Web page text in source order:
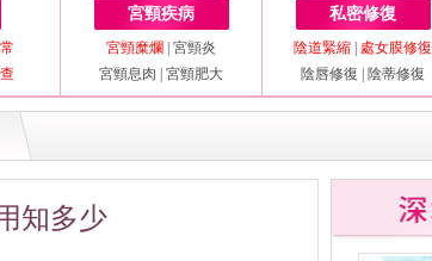
宮頸疾病
宮頸糜爛
宮頸炎
宮頸息肉
宮頸肥大
私密修復
陰道緊縮
處女膜修復
陰唇修復
陰蒂修復
知多少